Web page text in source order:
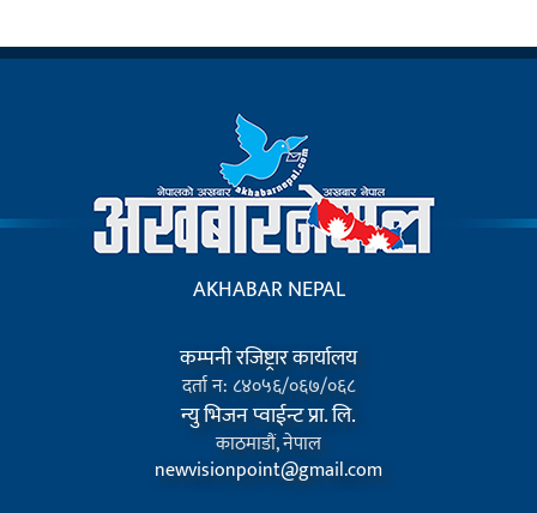
AKHABAR NEPAL
कम्पनी रजिष्ट्रार कार्यालय
दर्ता न: ८४०५६/०६७/०६८
न्यु भिजन प्वाईन्ट प्रा. लि.
काठमाडौं, नेपाल
newvisionpoint@gmail.com